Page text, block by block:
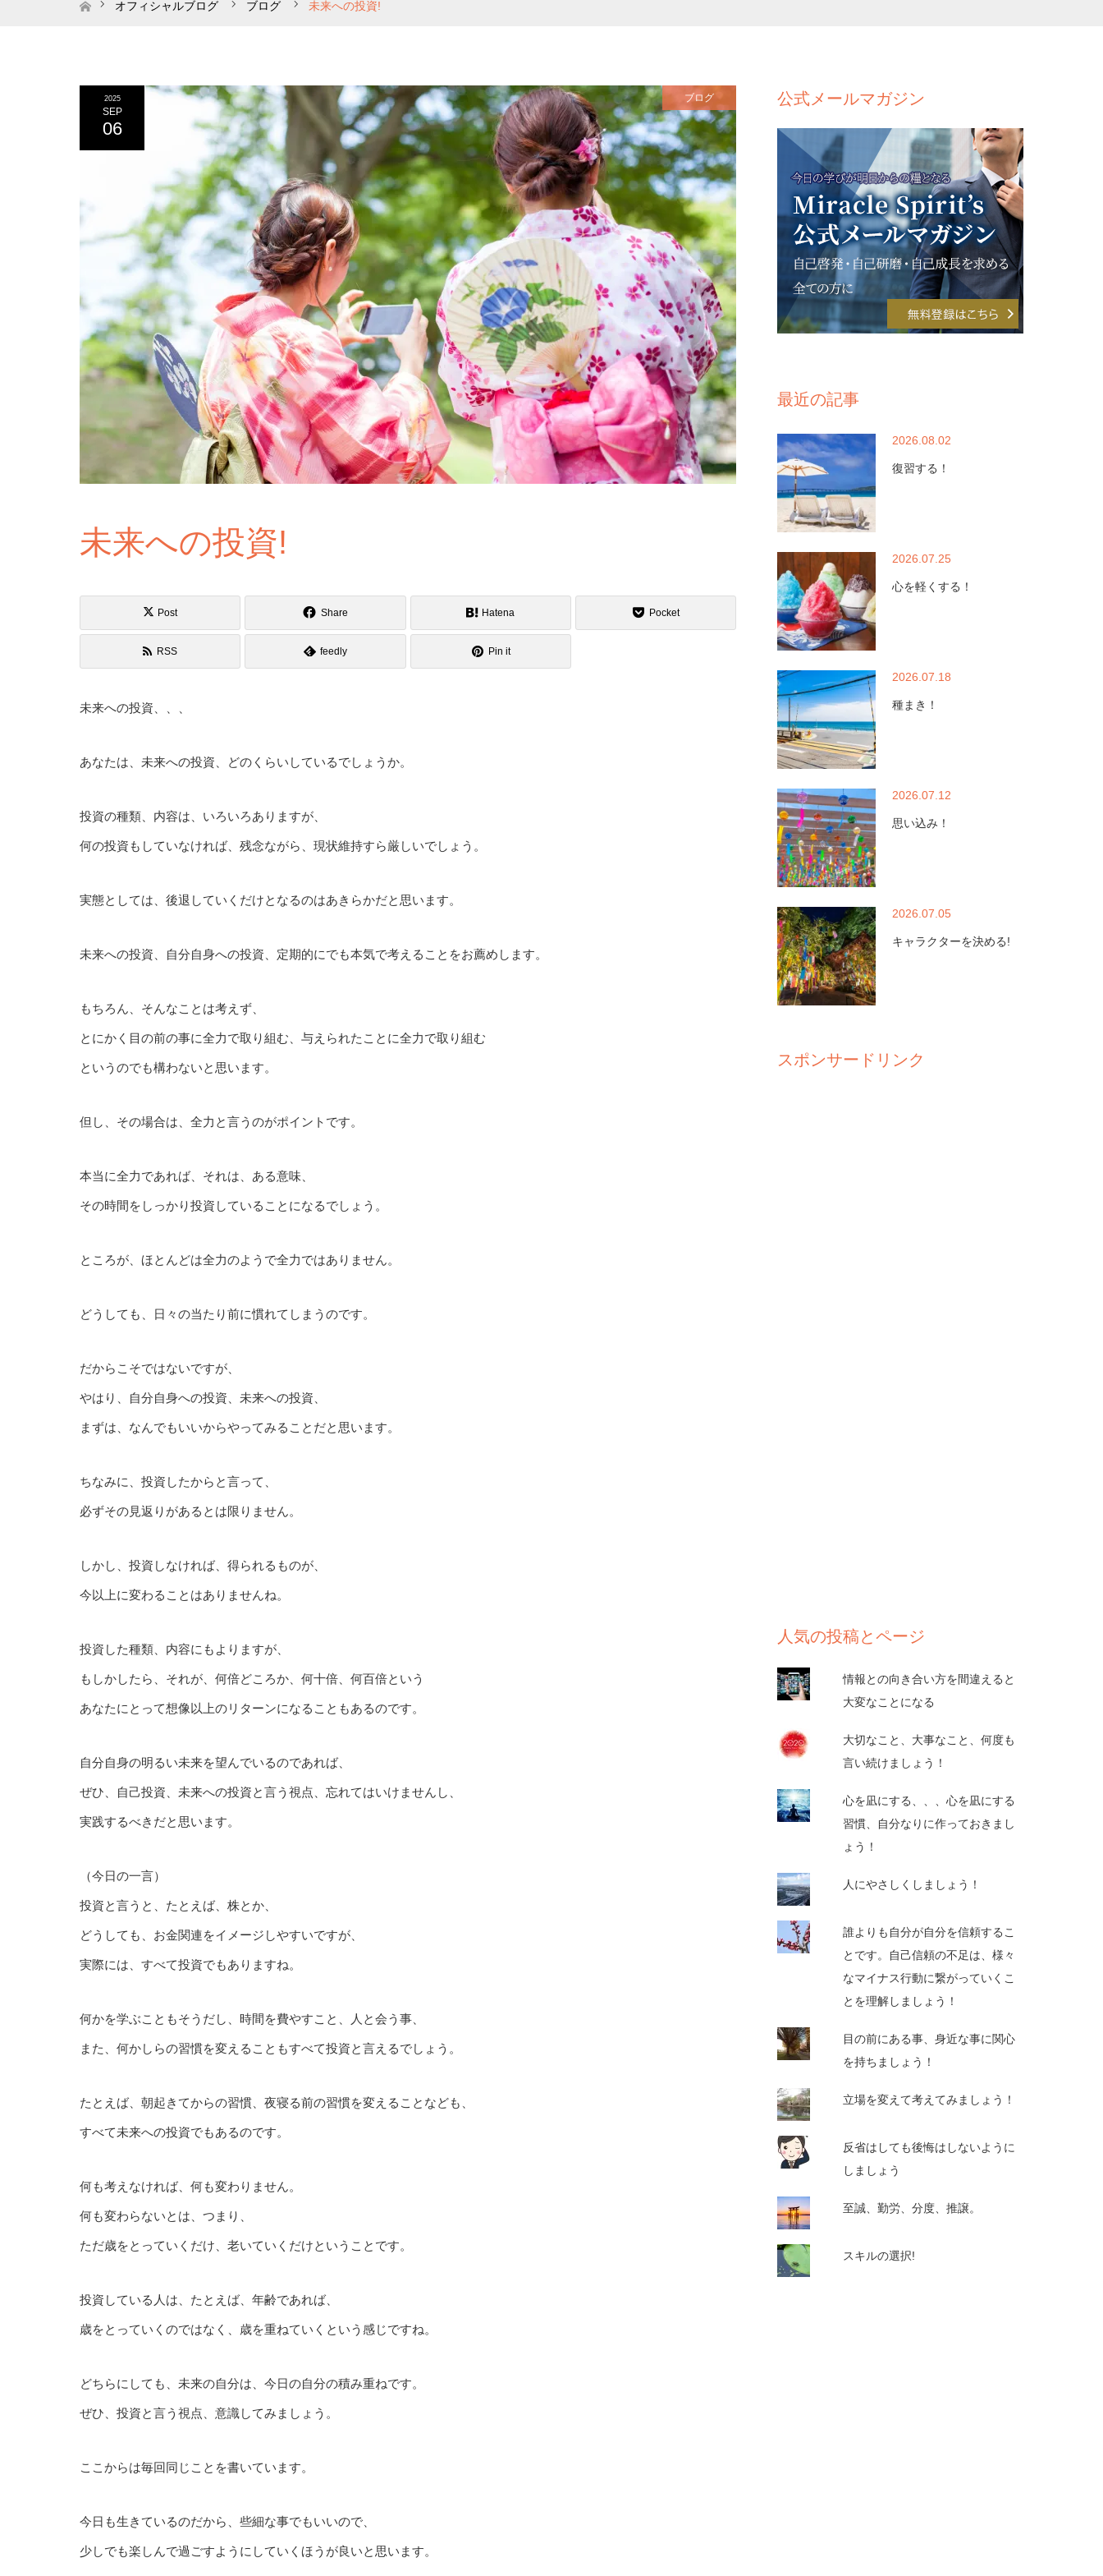
ホームオフィシャルブログ ブログ 未来への投資!
2025
SEP
06
ブログ
未来への投資!
Post Share Hatena Pocket
RSS feedly Pin it
未来への投資、、、
あなたは、未来への投資、どのくらいしているでしょうか。
投資の種類、内容は、いろいろありますが、
何の投資もしていなければ、残念ながら、現状維持すら厳しいでしょう。
実態としては、後退していくだけとなるのはあきらかだと思います。
未来への投資、自分自身への投資、定期的にでも本気で考えることをお薦めします。
もちろん、そんなことは考えず、
とにかく目の前の事に全力で取り組む、与えられたことに全力で取り組む
というのでも構わないと思います。
但し、その場合は、全力と言うのがポイントです。
本当に全力であれば、それは、ある意味、
その時間をしっかり投資していることになるでしょう。
ところが、ほとんどは全力のようで全力ではありません。
どうしても、日々の当たり前に慣れてしまうのです。
だからこそではないですが、
やはり、自分自身への投資、未来への投資、
まずは、なんでもいいからやってみることだと思います。
ちなみに、投資したからと言って、
必ずその見返りがあるとは限りません。
しかし、投資しなければ、得られるものが、
今以上に変わることはありませんね。
投資した種類、内容にもよりますが、
もしかしたら、それが、何倍どころか、何十倍、何百倍という
あなたにとって想像以上のリターンになることもあるのです。
自分自身の明るい未来を望んでいるのであれば、
ぜひ、自己投資、未来への投資と言う視点、忘れてはいけませんし、
実践するべきだと思います。
（今日の一言）
投資と言うと、たとえば、株とか、
どうしても、お金関連をイメージしやすいですが、
実際には、すべて投資でもありますね。
何かを学ぶこともそうだし、時間を費やすこと、人と会う事、
また、何かしらの習慣を変えることもすべて投資と言えるでしょう。
たとえば、朝起きてからの習慣、夜寝る前の習慣を変えることなども、
すべて未来への投資でもあるのです。
何も考えなければ、何も変わりません。
何も変わらないとは、つまり、
ただ歳をとっていくだけ、老いていくだけということです。
投資している人は、たとえば、年齢であれば、
歳をとっていくのではなく、歳を重ねていくという感じですね。
どちらにしても、未来の自分は、今日の自分の積み重ねです。
ぜひ、投資と言う視点、意識してみましょう。
ここからは毎回同じことを書いています。
今日も生きているのだから、些細な事でもいいので、
少しでも楽しんで過ごすようにしていくほうが良いと思います。
公式メールマガジン
最近の記事
2026.08.02
復習する！
2026.07.25
心を軽くする！
2026.07.18
種まき！
2026.07.12
思い込み！
2026.07.05
キャラクターを決める!
スポンサードリンク
人気の投稿とページ
情報との向き合い方を間違えると
大変なことになる
大切なこと、大事なこと、何度も
言い続けましょう！
心を凪にする、、、心を凪にする
習慣、自分なりに作っておきまし
ょう！
人にやさしくしましょう！
誰よりも自分が自分を信頼するこ
とです。自己信頼の不足は、様々
なマイナス行動に繋がっていくこ
とを理解しましょう！
目の前にある事、身近な事に関心
を持ちましょう！
立場を変えて考えてみましょう！
反省はしても後悔はしないように
しましょう
至誠、勤労、分度、推譲。
スキルの選択!